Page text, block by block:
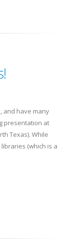
and have many
presentation at
Texas). While
(which is a